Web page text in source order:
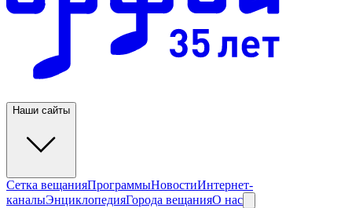
Наши сайты
Сетка вещанияПрограммыНовостиИнтернет-
каналыЭнциклопедияГорода вещанияО нас